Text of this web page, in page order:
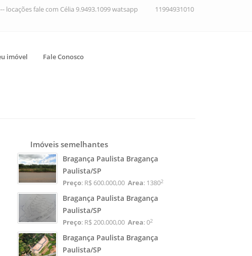
locações fale com Célia 9.9493.1099 watsapp
11994931010
imóvel Fale Conosco
Imóveis semelhantes
Bragança Paulista Bragança
Paulista/SP
Preço: R$ 600.000,00 Area: 13802
Bragança Paulista Bragança
Paulista/SP
Preço: R$ 200.000,00 Area: 02
Bragança Paulista Bragança
Paulista/SP